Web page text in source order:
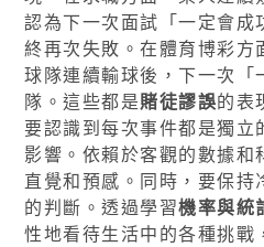
認為下一次面試「一定會成
終再次失敗。在體育博彩方
球隊連續輸球後，下一次「
隊。這些都是賭徒謬誤的表
要認識到每次事件都是獨立
影響。依賴於客觀的數據和
直覺和預感。同時，要保持
的判斷。透過學習機率與統
性地看待生活中的各種挑戰